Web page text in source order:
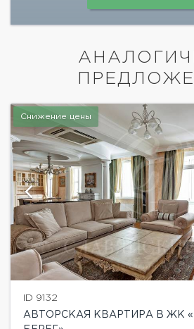
Снижение цены
ID 9132
АВТОРСКАЯ КВАРТИРА В ЖК